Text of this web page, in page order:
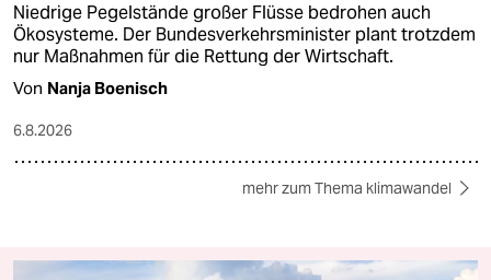
Niedrige Pegelstände großer Flüsse bedrohen auch
Ökosysteme. Der Bundesverkehrsminister plant trotzdem
nur Maßnahmen für die Rettung der Wirtschaft.
Von Nanja Boenisch
6.8.2026
mehr zum Thema klimawandel